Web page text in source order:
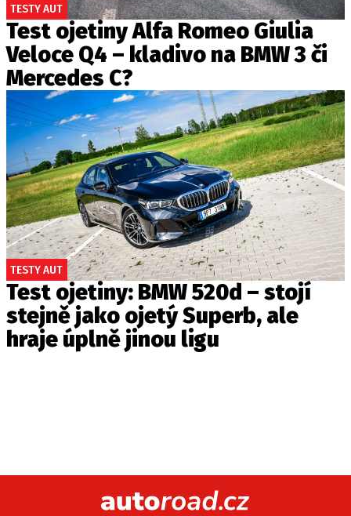
TESTY AUT
Test ojetiny Alfa Romeo Giulia
Veloce Q4 – kladivo na BMW 3 či
Mercedes C?
TESTY AUT
Test ojetiny: BMW 520d – stojí
stejně jako ojetý Superb, ale
hraje úplně jinou ligu